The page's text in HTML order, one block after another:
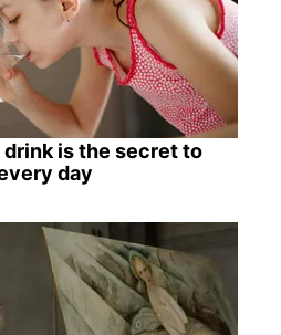
is the secret to
day